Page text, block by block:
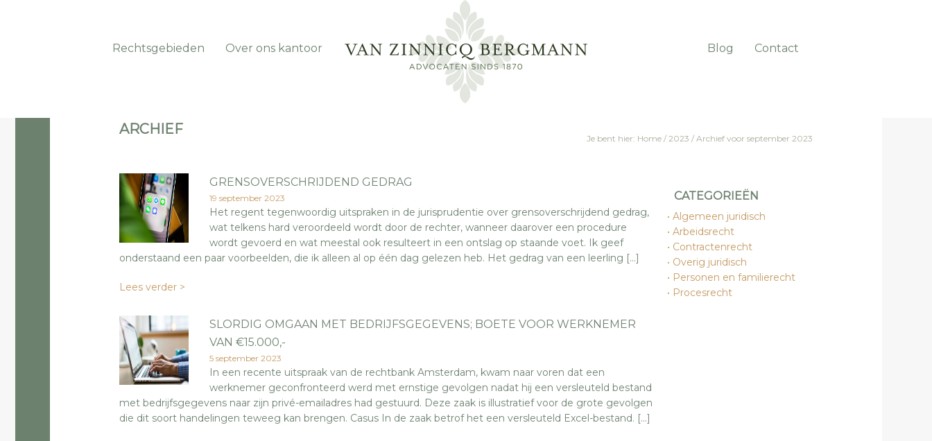
Rechtsgebieden Over ons kantoor Blog Contact
ARCHIEF
Je bent hier: Home / 2023 / Archief voor september 2023
GRENSOVERSCHRIJDEND GEDRAG
19 september 2023
Het regent tegenwoordig uitspraken in de jurisprudentie over grensoverschrijdend gedrag,
wat telkens hard veroordeeld wordt door de rechter, wanneer daarover een procedure
wordt gevoerd en wat meestal ook resulteert in een ontslag op staande voet. Ik geef
onderstaand een paar voorbeelden, die ik alleen al op één dag gelezen heb. Het gedrag van een leerling […]
Lees verder >
SLORDIG OMGAAN MET BEDRIJFSGEGEVENS; BOETE VOOR WERKNEMER
VAN €15.000,-
5 september 2023
In een recente uitspraak van de rechtbank Amsterdam, kwam naar voren dat een
werknemer geconfronteerd werd met ernstige gevolgen nadat hij een versleuteld bestand
met bedrijfsgegevens naar zijn privé-emailadres had gestuurd. Deze zaak is illustratief voor de grote gevolgen
die dit soort handelingen teweeg kan brengen. Casus In de zaak betrof het een versleuteld Excel-bestand. […]
CATEGORIEËN
Algemeen juridisch
Arbeidsrecht
Contractenrecht
Overig juridisch
Personen en familierecht
Procesrecht